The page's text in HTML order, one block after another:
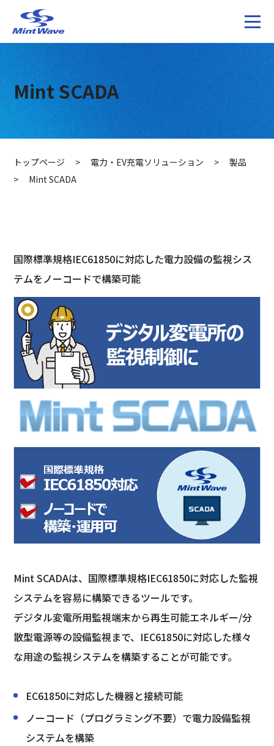
Mint SCADA
トップページ > 電力・EV充電ソリューション >
製品
>
Mint SCADA
国際標準規格IEC61850に対応した電力設備の監視シス
テムをノーコードで構築可能
Mint SCADAは、国際標準規格IEC61850に対応した監視
システムを容易に構築できるツールです。
デジタル変電所用監視端末から再生可能エネルギー/分
散型電源等の設備監視まで、IEC61850に対応した様々
な用途の監視システムを構築することが可能です。
EC61850に対応した機器と接続可能
ノーコード（プログラミング不要）で電力設備監視
システムを構築